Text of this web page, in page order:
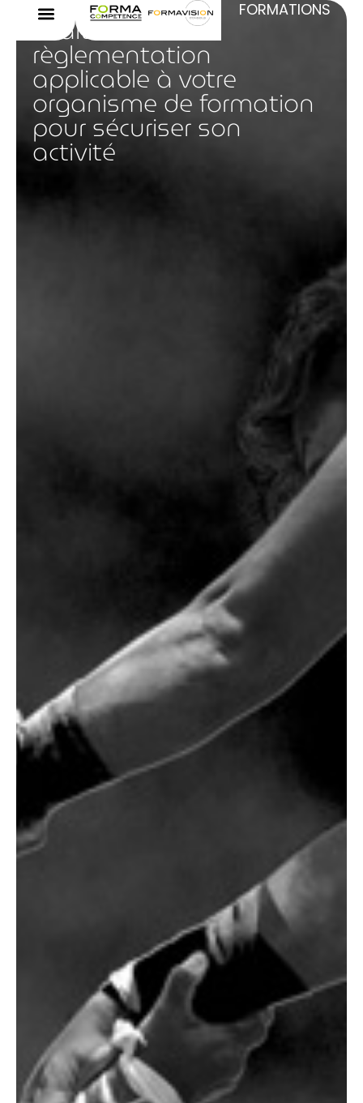
FORMATIONS
Maitriser la
règlementation
applicable à votre
organisme de formation
pour sécuriser son
activité